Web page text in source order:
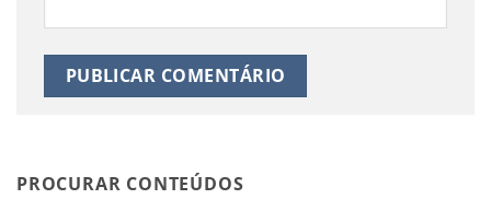
PROCURAR CONTEÚDOS